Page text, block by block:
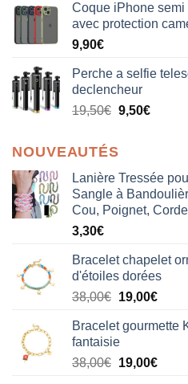
Coque iPhone
avec protection
9,90€
Perche a selfie
declencheur
19,50€ 9,50€
NOUVEAUTÉS
Lanière Tressée
Sangle à
Cou, Poignet,
3,30€
Bracelet chapelet
d'étoiles dorées
38,00€ Le
initial
était :
38,00€.
19,00€Le
Bracelet gourmette
fantaisie
38,00€ Le
19,00€Le